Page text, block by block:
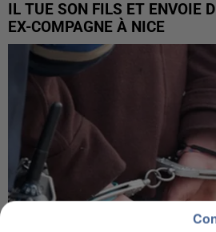
IL TUE SON FILS ET ENVOIE
EX-COMPAGNE À NICE